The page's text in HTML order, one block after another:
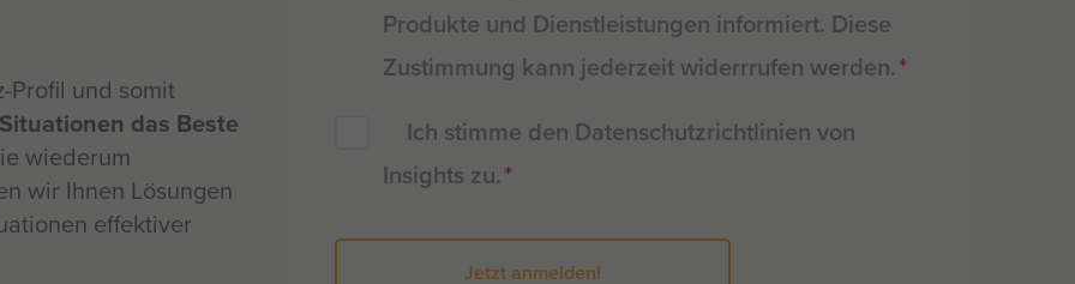
Profil und somit
Situationen das Beste
wiederum
wir Ihnen Lösungen
effektiver
Produkte und Dienstleistungen informiert. Diese
Zustimmung kann jederzeit widerrrufen werden.*
Ich stimme den Datenschutzrichtlinien von
Insights zu.*